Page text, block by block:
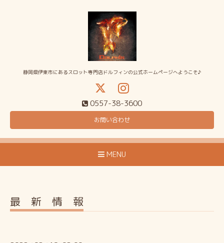
静岡県伊東市にあるスロット専門店ドルフィンの公式ホームページへようこそ♪
0557-38-3600
お問い合わせ
MENU
最 新 情 報